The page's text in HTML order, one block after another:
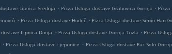
Lipnica Srednja . Pizza Usluga dostave Grabovica Gornja .
. Pizza Usluga dostave Hudeč . Pizza Usluga dostave Simin Han
Lipnica Donja . Pizza Usluga dostave Gornja Tuzla . Pizza
. Pizza Usluga dostave Ljepunice . Pizza Usluga dostave Par Selo